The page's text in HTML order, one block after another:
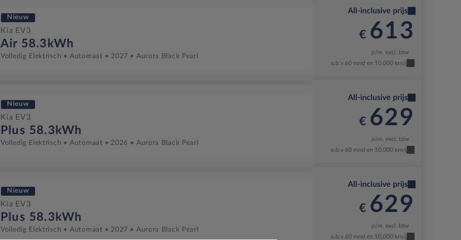
Nieuw
Kia EV3
Air 58.3kWh
Volledig Elektrisch Automaat 2027 Aurora Black Pearl
All-inclusive prijs
€ 613
p/m. excl. btw
o.b.v 60 mnd en 10,000 km/j
Nieuw
Kia EV3
Plus 58.3kWh
Volledig Elektrisch Automaat 2026 Aurora Black Pearl
All-inclusive prijs
€ 629
p/m. excl. btw
o.b.v 60 mnd en 10,000 km/j
Nieuw
Kia EV3
Plus 58.3kWh
Volledig Elektrisch Automaat 2027 Aurora Black Pearl
All-inclusive prijs
€ 629
p/m. excl. btw
o.b.v 60 mnd en 10,000 km/j